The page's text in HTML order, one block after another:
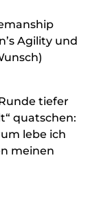
Agility und
tiefer
quatschen:
lebe ich
meinen